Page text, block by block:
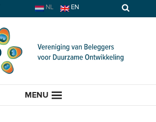
NL EN
MENU